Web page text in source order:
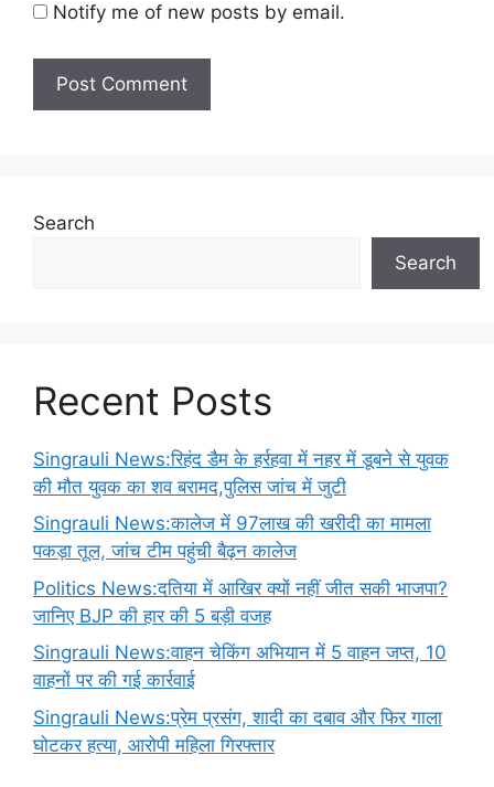
Notify me of new posts by email.
Search
Search
Recent Posts
Singrauli News:रिहंद डैम के हर्रहवा में नहर में डूबने से युवक
की मौत युवक का शव बरामद,पुलिस जांच में जुटी
Singrauli News:कालेज में 97लाख की खरीदी का मामला
पकड़ा तूल, जांच टीम पहुंची बैढ़न कालेज
Politics News:दतिया में आखिर क्यों नहीं जीत सकी भाजपा?
जानिए BJP की हार की 5 बड़ी वजह
Singrauli News:वाहन चेकिंग अभियान में 5 वाहन जप्त, 10
वाहनों पर की गई कार्रवाई
Singrauli News:प्रेम प्रसंग, शादी का दबाव और फिर गाला
घोटकर हत्या, आरोपी महिला गिरफ्तार